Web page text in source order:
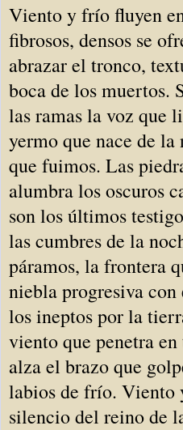
Viento y frío fluyen
fibrosos, densos se
abrazar el tronco,
boca de los muertos.
las ramas la voz que
yermo que nace de
que fuimos. Las
alumbra los oscuros
son los últimos
las cumbres de la
páramos, la frontera
niebla progresiva con
los ineptos por la
viento que penetra
alza el brazo que
labios de frío. Viento
silencio del reino de